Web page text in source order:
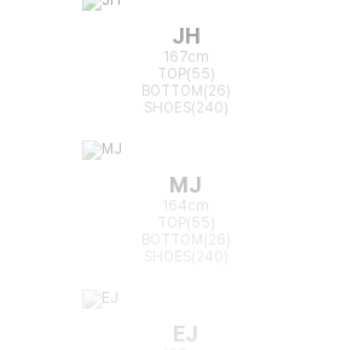
JH
167cm
TOP(55)
BOTTOM(26)
SHOES(240)
MJ
164cm
TOP(55)
BOTTOM(26)
EJ